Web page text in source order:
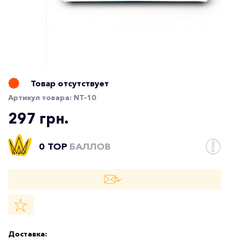
Товар отсутствует
Артикул товара: NT-10
297 грн.
0 TOP БАЛЛОВ
Доставка: